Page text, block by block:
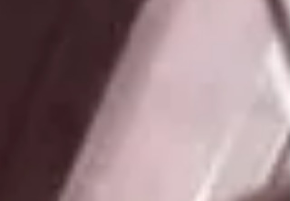
j’ai rencontré Lola. Une personne discrète et
souriante. Elle ne m’avait même pas parlé...